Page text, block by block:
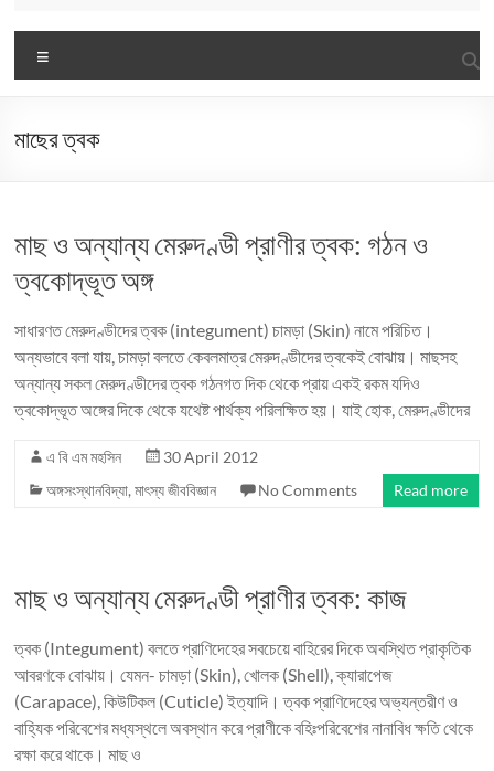
মাছের ত্বক
মাছ ও অন্যান্য মেরুদণ্ডী প্রাণীর ত্বক: গঠন ও
ত্বকোদ্ভূত অঙ্গ
সাধারণত মেরুদণ্ডীদের ত্বক (integument) চামড়া (Skin) নামে পরিচিত।
অন্যভাবে বলা যায়, চামড়া বলতে কেবলমাত্র মেরুদণ্ডীদের ত্বকেই বোঝায়। মাছসহ
অন্যান্য সকল মেরুদণ্ডীদের ত্বক গঠনগত দিক থেকে প্রায় একই রকম যদিও
ত্বকোদ্ভূত অঙ্গের দিকে থেকে যথেষ্ট পার্থক্য পরিলক্ষিত হয়। যাই হোক, মেরুদণ্ডীদের
এ বি এম মহসিন
30 April 2012
অঙ্গসংস্থানবিদ্যা,মাৎস্য জীববিজ্ঞান No Comments Read more
মাছ ও অন্যান্য মেরুদণ্ডী প্রাণীর ত্বক: কাজ
ত্বক (Integument) বলতে প্রাণিদেহের সবচেয়ে বাহিরের দিকে অবস্থিত প্রাকৃতিক
আবরণকে বোঝায়। যেমন- চামড়া (Skin), খোলক (Shell), ক্যারাপেজ
(Carapace), কিউটিকল (Cuticle) ইত্যাদি। ত্বক প্রাণিদেহের অভ্যন্তরীণ ও
বাহ্যিক পরিবেশের মধ্যস্থলে অবস্থান করে প্রাণীকে বহিঃপরিবেশের নানাবিধ ক্ষতি থেকে
রক্ষা করে থাকে। মাছ ও